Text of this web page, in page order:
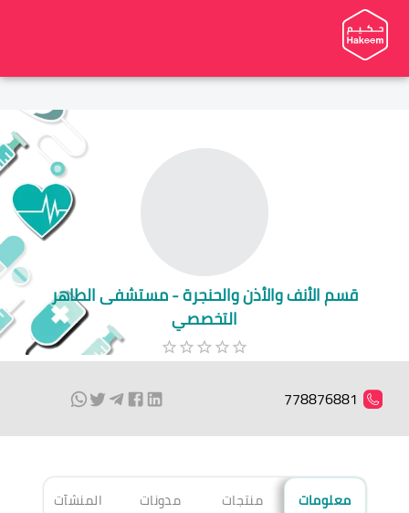
قسم الأنف والأذن والحنجرة - مستشفى الطاهر
التخصصي
778876881
معلومات منتجات مدونات المنشآت